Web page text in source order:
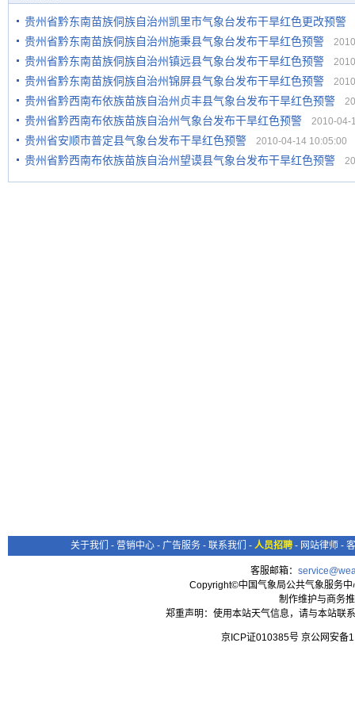
贵州省黔东南苗族侗族自治州凯里市气象台发布干旱红色更改预警
贵州省黔东南苗族侗族自治州施秉县气象台发布干旱红色预警
贵州省黔东南苗族侗族自治州镇远县气象台发布干旱红色预警
贵州省黔东南苗族侗族自治州锦屏县气象台发布干旱红色预警
贵州省黔西南布依族苗族自治州贞丰县气象台发布干旱红色预警
贵州省黔西南布依族苗族自治州气象台发布干旱红色预警 2010-04-
贵州省安顺市普定县气象台发布干旱红色预警 2010-04-14 10:05:00
贵州省黔西南布依族苗族自治州望谟县气象台发布干旱红色预警
关于我们 - 营销中心 - 广告服务 - 联系我们 - 人员招聘 - 网站律师 -
客服邮箱：
Copyright©中国气象局公共气象服务
制作维护与商务
郑重声明：使用本站天气信息，请与本站联
京ICP证010385号 京公网安备